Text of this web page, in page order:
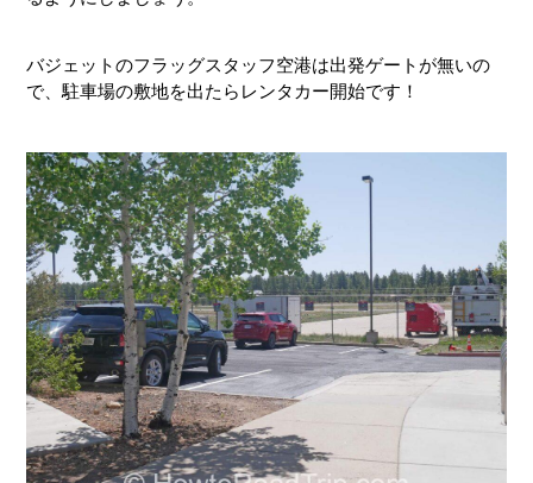
バジェットのフラッグスタッフ空港は出発ゲートが無いの
で、駐車場の敷地を出たらレンタカー開始です！